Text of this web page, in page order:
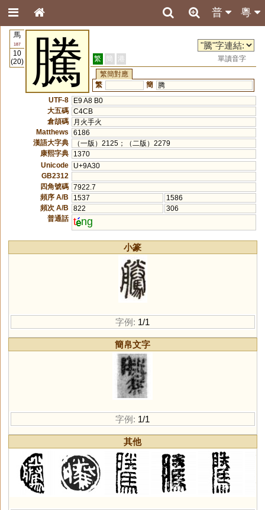
粵
普
馬
187
10
(20)
騰 繁 簡 港
單讀音字
繁簡對應
繁
簡
腾
UTF-8
E9 A8 B0
大五碼 C4CB
倉頡碼
月火手火
Matthews
6186
漢語大字典
（一版）2125；（二版）2279
康熙字典
1370
Unicode
U+9A30
GB2312
四角號碼 7922.7
頻序 A/B
1537
1586
頻次 A/B
822
306
普通話 t ng
小篆
字例: 1/1
簡帛文字
字例: 1/1
其他